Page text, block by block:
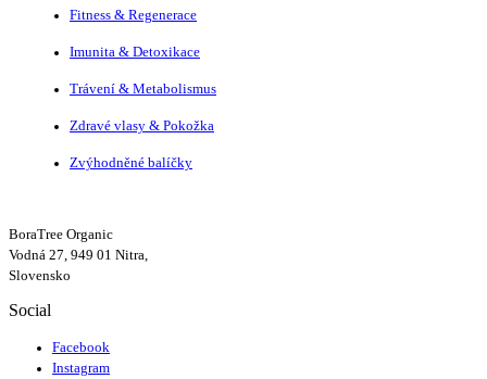
Fitness & Regenerace
Imunita & Detoxikace
Trávení & Metabolismus
Zdravé vlasy & Pokožka
Zvýhodněné balíčky
BoraTree Organic
Vodná 27, 949 01 Nitra,
Slovensko
Social
Facebook
Instagram